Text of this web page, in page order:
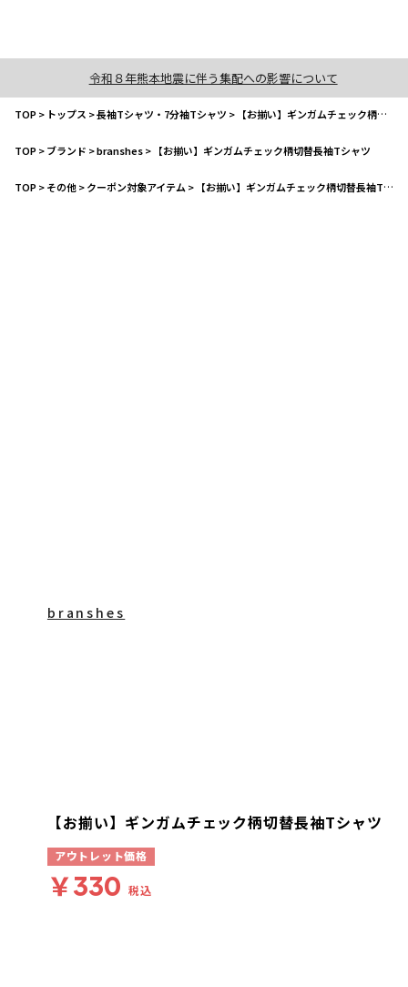
令和８年熊本地震に伴う集配への影響について
TOP> トップス >長袖Tシャツ・7分袖Tシャツ > 【お揃い】ギンガムチェック柄切替長袖Tシャツ
TOP>ブランド >branshes> 【お揃い】ギンガムチェック柄切替長袖Tシャツ
TOP>その他>クーポン対象アイテム > 【お揃い】ギンガムチェック柄切替長袖Tシャツ
branshes
【お揃い】ギンガムチェック柄切替長袖Tシャツ
アウトレット価格
￥330 税込